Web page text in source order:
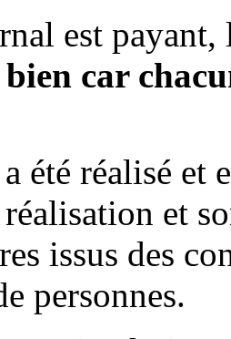
est payant,
car
été réalisé et
réalisation et
issus des
personnes.